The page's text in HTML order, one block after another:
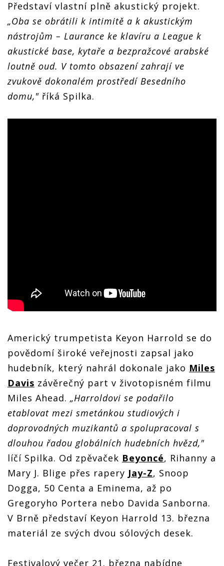
Představí vlastní plně akustický projekt.
„Oba se obrátili k intimitě a k akustickým
nástrojům – Laurance ke klavíru a League k
akustické base, kytaře a bezpražcové arabské
loutně oud. V tomto obsazení zahrají ve
zvukově dokonalém prostředí Besedního
domu," říká Spilka.
Americký trumpetista Keyon Harrold se do
povědomí široké veřejnosti zapsal jako
hudebník, který nahrál dokonale jako Miles
Davis závěrečný part v životopisném filmu
Miles Ahead. „Harroldovi se podařilo
etablovat mezi smetánkou studiových i
doprovodných muzikantů a spolupracoval s
dlouhou řadou globálních hudebních hvězd,"
líčí Spilka. Od zpěvaček Beyoncé, Rihanny a
Mary J. Blige přes rapery Jay-Z, Snoop
Dogga, 50 Centa a Eminema, až po
Gregoryho Portera nebo Davida Sanborna.
V Brně představí Keyon Harrold 13. března
materiál ze svých dvou sólových desek.
Festivalový večer 21. března nabídne